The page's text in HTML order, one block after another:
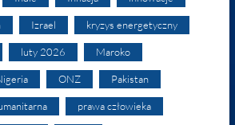
Izrael kryzys energetyczny
luty 2026 Maroko
ONZ Pakistan
prawa człowieka